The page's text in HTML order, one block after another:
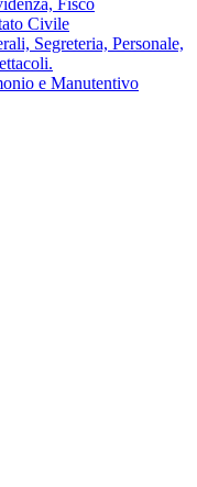
Civile
Segreteria, Personale,
e Manutentivo